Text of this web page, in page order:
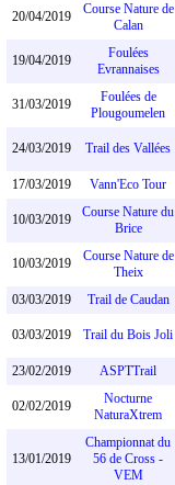
20/04/2019
Course Nature de
Calan
19/04/2019
Foulées
Evrannaises
31/03/2019
Foulées de
Plougoumelen
24/03/2019 Trail des Vallées
17/03/2019
Vann'Eco Tour
10/03/2019
Course Nature du
Brice
10/03/2019
Course Nature de
Theix
03/03/2019 Trail de Caudan
03/03/2019 Trail du Bois Joli
23/02/2019
ASPTTrail
02/02/2019
Nocturne
NaturaXtrem
13/01/2019
Championnat du
56 de Cross -
VEM